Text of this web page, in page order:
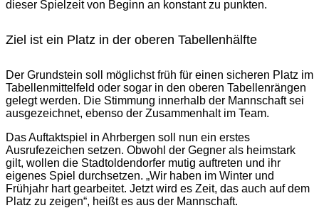
dieser Spielzeit von Beginn an konstant zu punkten.
Ziel ist ein Platz in der oberen Tabellenhälfte
Der Grundstein soll möglichst früh für einen sicheren Platz im
Tabellenmittelfeld oder sogar in den oberen Tabellenrängen
gelegt werden. Die Stimmung innerhalb der Mannschaft sei
ausgezeichnet, ebenso der Zusammenhalt im Team.
Das Auftaktspiel in Ahrbergen soll nun ein erstes
Ausrufezeichen setzen. Obwohl der Gegner als heimstark
gilt, wollen die Stadtoldendorfer mutig auftreten und ihr
eigenes Spiel durchsetzen. „Wir haben im Winter und
Frühjahr hart gearbeitet. Jetzt wird es Zeit, das auch auf dem
Platz zu zeigen“, heißt es aus der Mannschaft.